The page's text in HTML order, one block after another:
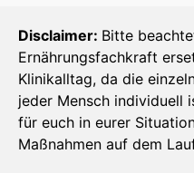
Disclaimer: Bitte
Ernährungsfachkraft
Klinikalltag, da die
jeder Mensch individuell
für euch in eurer
Maßnahmen auf dem